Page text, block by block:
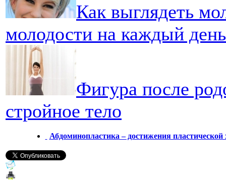
Как выглядеть
молодости на каждый день
Фигура после
стройное тело
Абдоминопластика – достижения пластической